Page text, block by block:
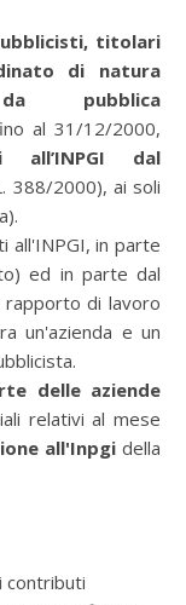
titolari
di natura
pubblica
al 31/12/2000,
all’INPGI dal
388/2000), ai soli
all'INPGI, in parte
ed in parte dal
rapporto di lavoro
un'azienda e un
delle aziende
relativi al mese
all'Inpgi della
contributi